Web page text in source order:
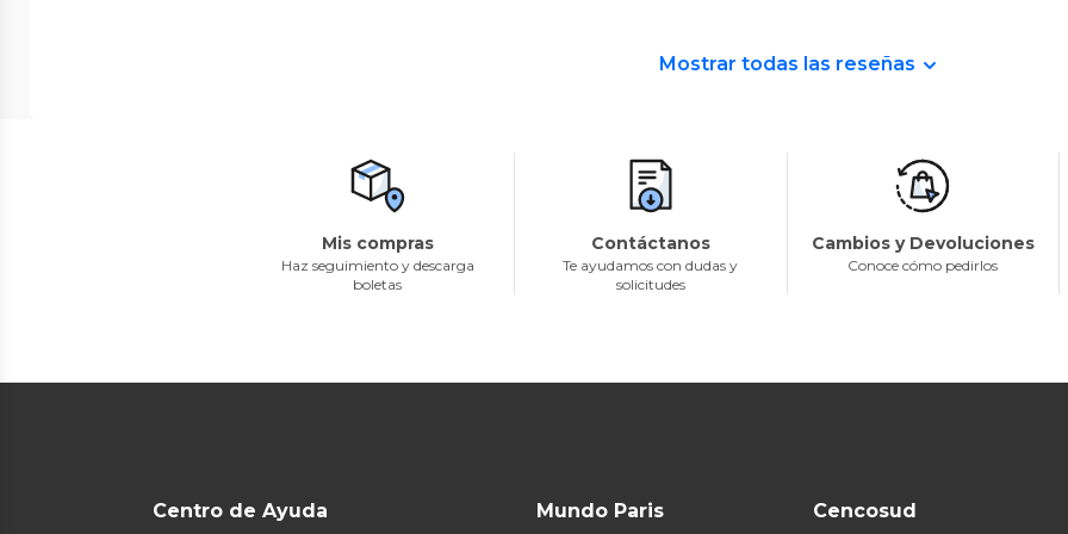
Mostrar todas las reseñas
Mis compras
Haz seguimiento y descarga
boletas
Contáctanos
Te ayudamos con dudas y
solicitudes
Cambios y Devoluciones
Conoce cómo pedirlos
Centro de Ayuda Mundo Paris Cencosud